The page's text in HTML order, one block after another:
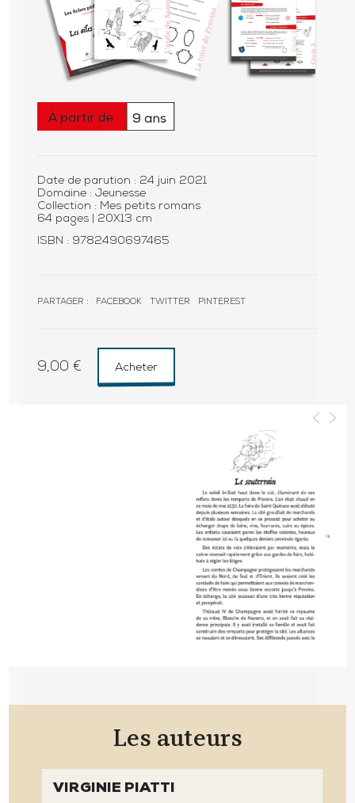
Date de parution : 24 juin 2021
Domaine : Jeunesse
Collection : Mes petits romans
64 pages | 20X13 cm
ISBN : 9782490697465
PARTAGER : FACEBOOK TWITTER PINTEREST
9,00 € Acheter
< >
Les auteurs
VIRGINIE PIATTI